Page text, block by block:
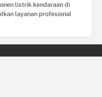
listrik kendaraan di
layanan profesional